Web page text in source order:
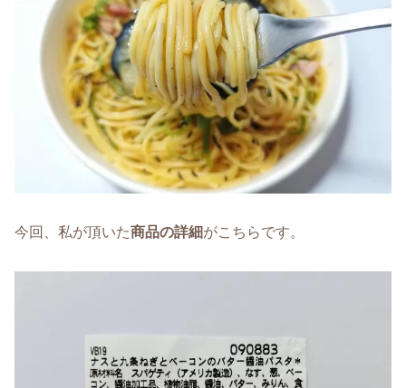
今回、私が頂いた商品の詳細がこちらです。